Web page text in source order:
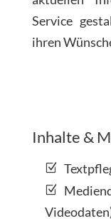
Service
ihren
Inhalte &